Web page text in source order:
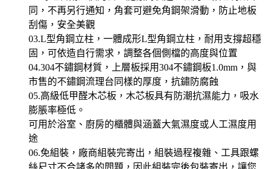
同，不再另行通知，角套可避免角鋼架滑動，防止地板
刮傷，安全美觀
03.L型角鋼立柱，一體成形L型角鋼立柱，耐用支撐超穩
固，可依造自行需求，調整各個側檔的高度與位置
04.304不鏽鋼材質，上層板採用304不鏽鋼板1.0mm，與
市售的不鏽鋼流理台同樣的厚度，抗鏽防腐蝕
05.高級低甲醛木芯板，木芯板具有防潮抗濕能力，吸水
膨脹率極低。
可用於浴室、廚房的櫃體與涵蓋大氣濕度或人工濕度用
途
06.免組裝，廠商組裝完寄出，組裝過程複雜、工具跟螺